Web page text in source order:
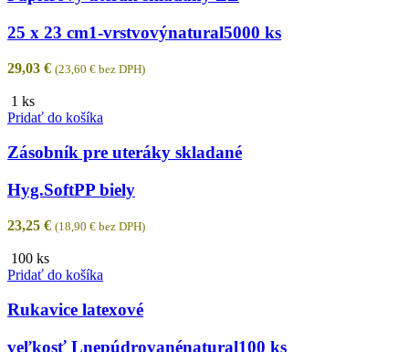
25 x 23 cm1-vrstvovýnatural5000 ks
29,03 € (23,60 € bez DPH)
1 ks
Pridať do košíka
Zásobník pre uteráky skladané
Hyg.SoftPP biely
23,25 € (18,90 € bez DPH)
100 ks
Pridať do košíka
Rukavice latexové
veľkosť Lnepúdrovanénatural100 ks